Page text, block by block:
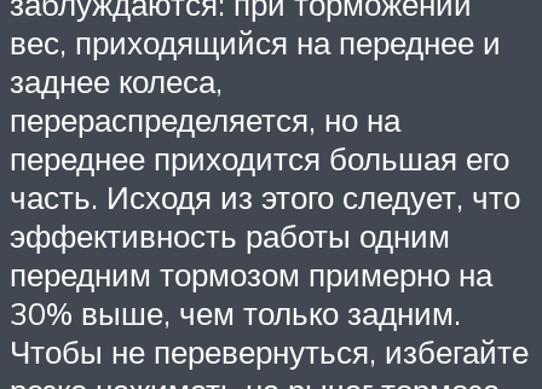
вес, приходящийся на переднее и
заднее колеса,
перераспределяется, но на
переднее приходится большая его
часть. Исходя из этого следует, что
эффективность работы одним
передним тормозом примерно на
30% выше, чем только задним.
Чтобы не перевернуться, избегайте